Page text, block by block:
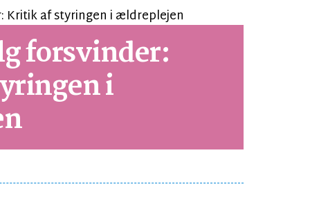
forsvinder:
i